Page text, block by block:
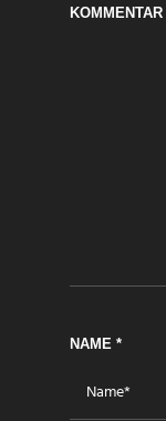
KOMMENTAR
NAME *